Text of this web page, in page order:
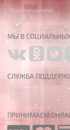
Производители
Акции
МЫ В
СЛУЖБА
Связаться с нами
Карта сайта
ПРИНИМАЕМ